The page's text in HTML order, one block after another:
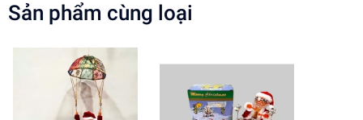
Lợi Ích Phát Triển
Phát triển tư duy, sáng tạo cho trẻ
Rèn luyện kỹ năng giải quyết vấn đề
Tăng cường khả năng phối hợp tay mắt
Sản phẩm cùng loại